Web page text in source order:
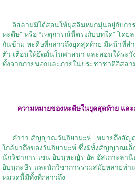
อิสลามมิได้สอนให้มุสลิมหมกมุ่นอยู่กับกา
หะดีษ” หรือ “เหตุการณ์นี้ตรงกับบทใด” โดย
กันข้าม หะดีษที่กล่าวถึงยุคสุดท้าย มีหน้าที่ส
ตัว เตือนให้ยึดมั่นในศาสนา และสอนให้ระ
ทั้งจากภายนอกและภายในประชาชาติอิสลา
ความหมายของหะดีษในยุคสุดท้าย แล
คำว่า สัญญาณวันกิยามะห์ หมายถึงสัญ
ใกล้มาถึงของวันกิยามะห์ ซึ่งมีทั้งสัญญาณเ
นักวิชาการ เช่น อิบนุหะญัร อัล-อัสเกาะลา
อิบนุกะษีร และนักวิชาการร่วมสมัยหลายท่า
หมวดนี้มีทั้งที่กล่าวถึง